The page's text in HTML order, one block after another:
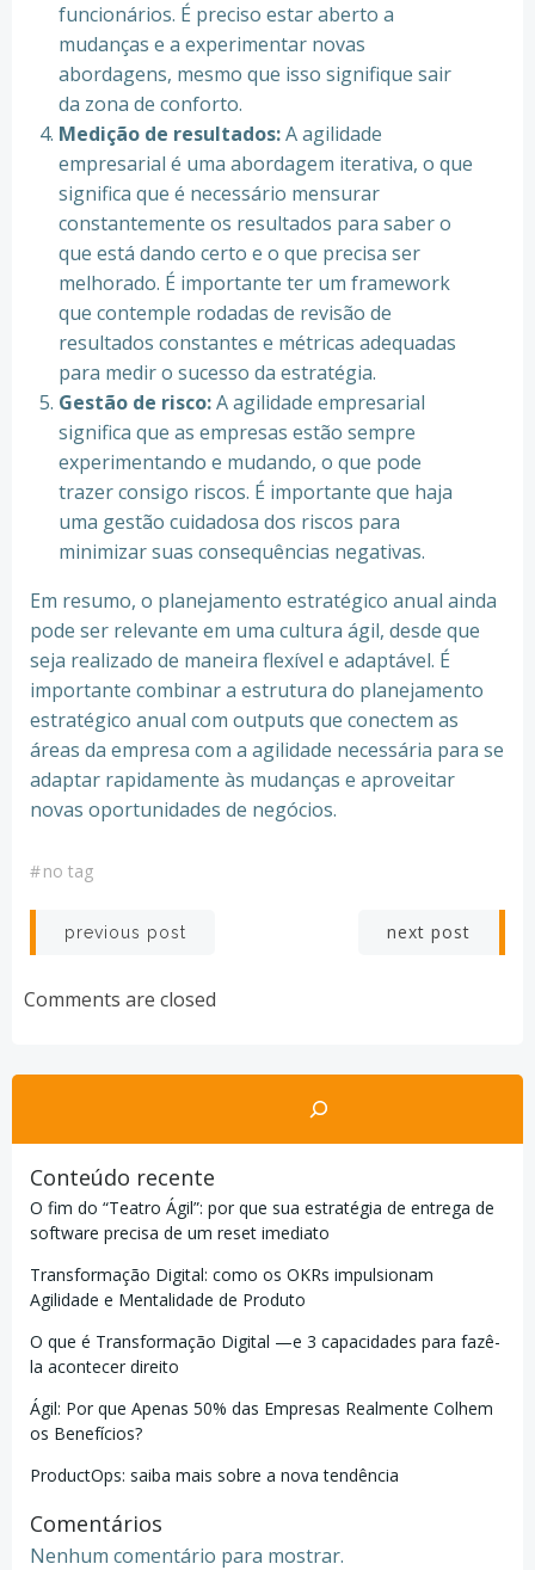
funcionários. É preciso estar aberto a
mudanças e a experimentar novas
abordagens, mesmo que isso signifique sair
da zona de conforto.
Medição de resultados:A agilidade
empresarial é uma abordagem iterativa, o que
significa que é necessário mensurar
constantemente os resultados para saber o
que está dando certo e o que precisa ser
melhorado. É importante ter um framework
que contemple rodadas de revisão de
resultados constantes e métricas adequadas
para medir o sucesso da estratégia.
Gestão de risco:A agilidade empresarial
significa que as empresas estão sempre
experimentando e mudando, o que pode
trazer consigo riscos. É importante que haja
uma gestão cuidadosa dos riscos para
minimizar suas consequências negativas.
Em resumo, o planejamento estratégico anual ainda
pode ser relevante em uma cultura ágil, desde que
seja realizado de maneira flexível e adaptável. É
importante combinar a estrutura do planejamento
estratégico anual com outputs que conectem as
áreas da empresa com a agilidade necessária para se
adaptar rapidamente às mudanças e aproveitar
novas oportunidades de negócios.
#no tag
Post
navigation
previous post next post
Comments are closed
Pesquisar
Conteúdo recente
O fim do “Teatro Ágil”: por que sua estratégia de entrega de
software precisa de um reset imediato
Transformação Digital: como os OKRs impulsionam
Agilidade e Mentalidade de Produto
O que é Transformação Digital —e 3 capacidades para fazê-
la acontecer direito
Ágil: Por que Apenas 50% das Empresas Realmente Colhem
os Benefícios?
ProductOps: saiba mais sobre a nova tendência
Comentários
Nenhum comentário para mostrar.